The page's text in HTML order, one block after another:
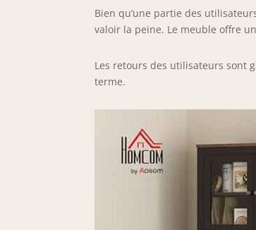
Bien qu’une partie des
valoir la peine. Le meuble offre
Les retours des utilisateurs sont
terme.